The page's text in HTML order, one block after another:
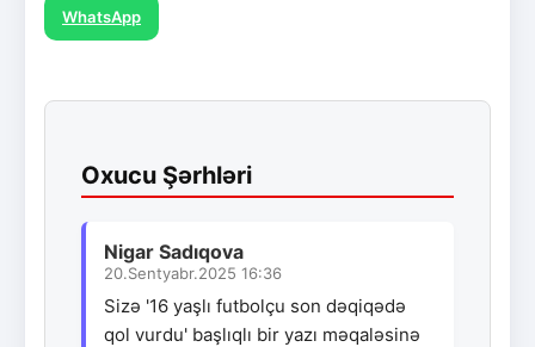
WhatsApp
Oxucu Şərhləri
Nigar Sadıqova
20.Sentyabr.2025 16:36
Sizə '16 yaşlı futbolçu son dəqiqədə
qol vurdu' başlıqlı bir yazı məqaləsinə